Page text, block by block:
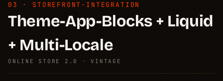
03 · STOREFRONT-INTEGRATION
Theme-App-Blocks + Liquid
+ Multi-Locale
ONLINE STORE 2.0 · VINTAGE